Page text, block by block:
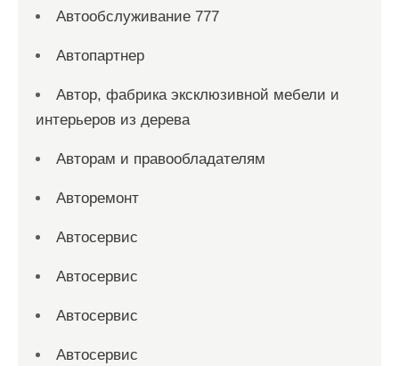
Автообслуживание 777
Автопартнер
Автор, фабрика эксклюзивной мебели и
интерьеров из дерева
Авторам и правообладателям
Авторемонт
Автосервис
Автосервис
Автосервис
Автосервис